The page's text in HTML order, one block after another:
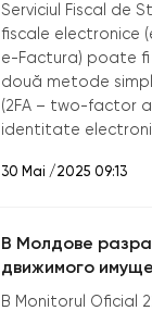
Serviciul Fiscal de
fiscale electronice
e-Factura) poate
două metode
(2FA – two-factor
identitate
30 Mai /2025 09:13
В Молдове
движимого
В Monitorul Oficial